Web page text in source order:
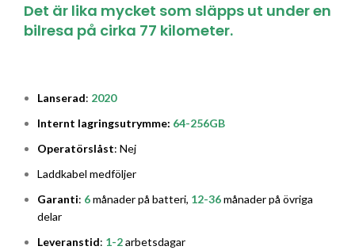
Det är lika mycket som släpps ut under en
bilresa på cirka 77 kilometer.
Lanserad: 2020
Internt lagringsutrymme: 64-256GB
Operatörslåst: Nej
Laddkabel medföljer
Garanti: 6månader på batteri, 12-36månader på övriga
delar
Leveranstid: 1-2arbetsdagar